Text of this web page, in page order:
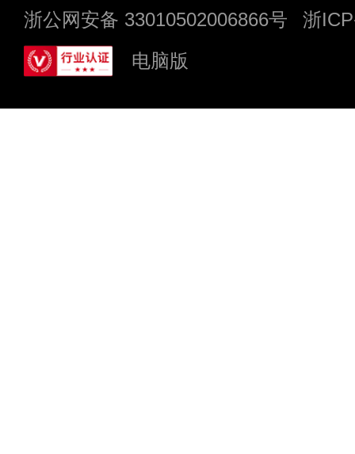
浙公网安备 33010502006866号
浙
电脑版